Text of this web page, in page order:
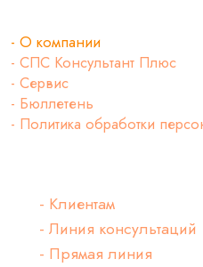
- О компании
- СПС Консультант Плюс
- Сервис
- Бюллетень
- Политика обработки
- Клиентам
- Линия консультаций
- Прямая линия